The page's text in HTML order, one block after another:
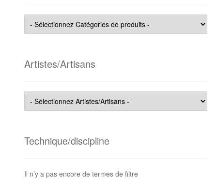
Artistes/Artisans
Technique/discipline
Il n’y a pas encore de termes de filtre